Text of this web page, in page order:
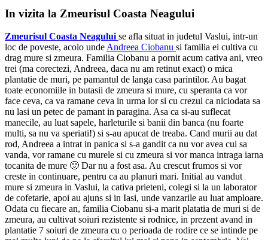
In vizita la Zmeurisul Coasta Neagului
Zmeurisul Coasta Neagului se afla situat in judetul Vaslui, intr-un
loc de poveste, acolo unde Andreea Ciobanu si familia ei cultiva cu
drag mure si zmeura. Familia Ciobanu a pornit acum cativa ani, vreo
trei (ma corectezi, Andreea, daca nu am retinut exact) o mica
plantatie de muri, pe pamantul de langa casa parintilor. Au bagat
toate economiile in butasii de zmeura si mure, cu speranta ca vor
face ceva, ca va ramane ceva in urma lor si cu crezul ca niciodata sa
nu lasi un petec de pamant in paragina. Asa ca si-au suflecat
manecile, au luat sapele, harleturile si banii din banca (nu foarte
multi, sa nu va speriati!) si s-au apucat de treaba. Cand murii au dat
rod, Andreea a intrat in panica si s-a gandit ca nu vor avea cui sa
vanda, vor ramane cu murele si cu zmeura si vor manca intraga iarna
tocanita de mure 🙂 Dar nu a fost asa. Au crescut frumos si vor
creste in continuare, pentru ca au planuri mari. Initial au vandut
mure si zmeura in Vaslui, la cativa prieteni, colegi si la un laborator
de cofetarie, apoi au ajuns si in Iasi, unde vanzarile au luat amploare.
Odata cu fiecare an, familia Ciobanu si-a marit platatia de muri si de
zmeura, au cultivat soiuri rezistente si rodnice, in prezent avand in
plantatie 7 soiuri de zmeura cu o perioada de rodire ce se intinde pe